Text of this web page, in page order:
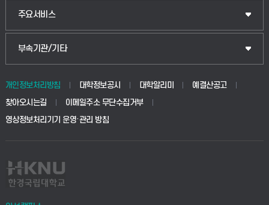
생명공학부
사회안전시스템공학부
산업대학원
공공정책대학원
교육대학원
주요서비스
입학안내
웹메일
학사시스템(전문학사 및 전공심화)
사이버캠퍼스(전문학사 및 전공심화)
시설바로처리서비스
부속기관/기타
중앙도서관
학생생활관(안성)
산학협력단
개인정보처리방침 대학정보공시 대학알리미
예결산공고
찾아오시는길
이메일주소 무단수집거부
영상정보처리기기 운영·관리 방침